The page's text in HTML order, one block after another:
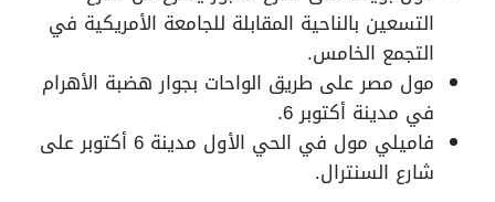
التسعين بالناحية المقابلة للجامعة الأمريكية في
التجمع الخامس.
مول مصر على طريق الواحات بجوار هضبة الأهرام
في مدينة أكتوبر 6.
فاميلي مول في الحي الأول مدينة 6 أكتوبر على
شارع السنترال.